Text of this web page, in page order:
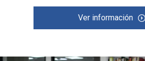
Ver información